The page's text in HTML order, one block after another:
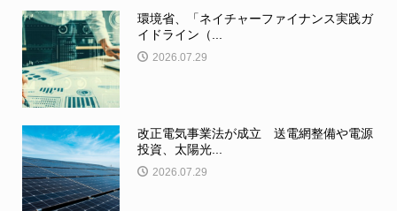
環境省、「ネイチャーファイナンス実践ガ
イドライン（...
2026.07.29
改正電気事業法が成立 送電網整備や電源
投資、太陽光...
2026.07.29